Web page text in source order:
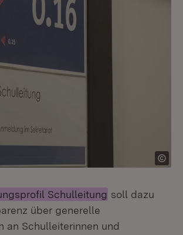
Schulleitung soll dazu
über generelle
an Schulleiterinnen und